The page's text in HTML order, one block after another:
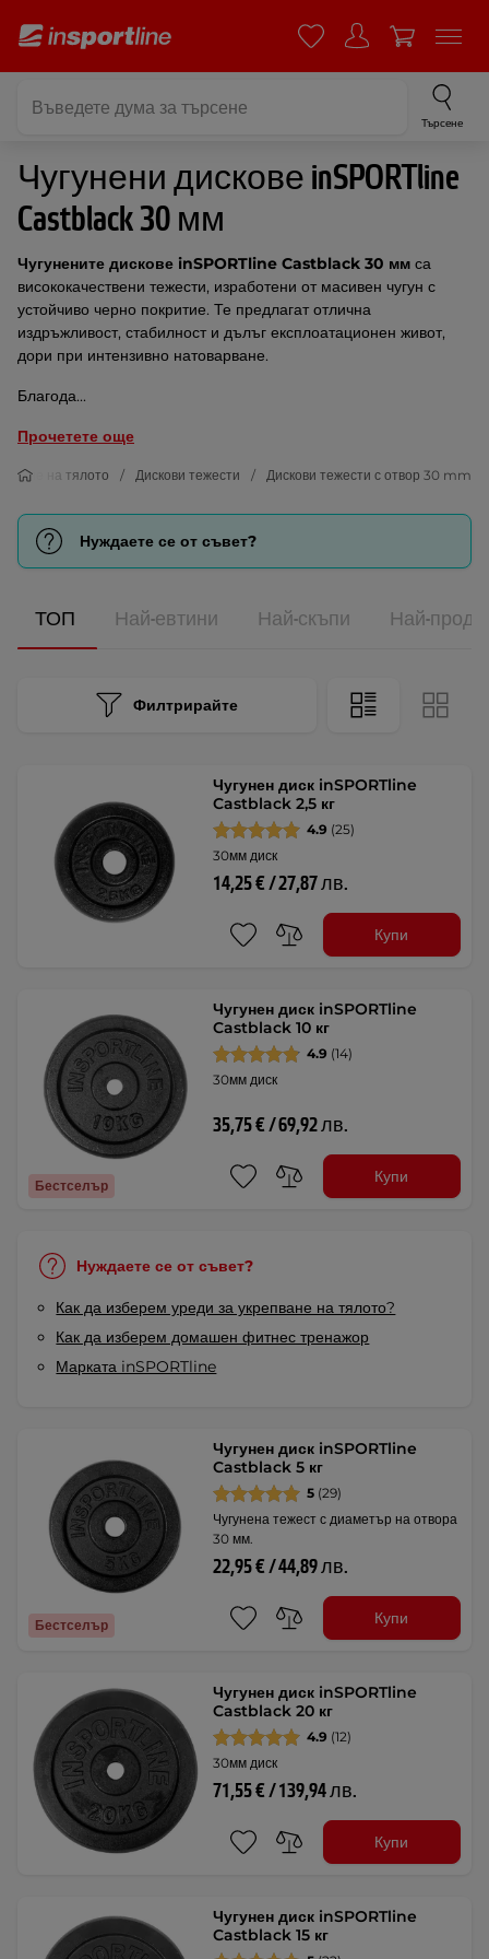
Търсене
Чугунени дискове inSPORTline
Castblack 30 мм
Чугунените дискове inSPORTline Castblack 30 мм са
висококачествени тежести, изработени от масивен чугун с
устойчиво черно покритие. Те предлагат отлична
издръжливост, стабилност и дълъг експлоатационен живот,
дори при интензивно натоварване.
Благода...
Прочетете още
на тялото Дискови тежести Дискови тежести с отвор 30 mm
Нуждаете се от съвет?
ТОП Най-евтини Най-скъпи Най-
Филтрирайте
Чугунен диск inSPORTline
Castblack 2,5 кг
4.9 (25)
30мм диск
14,25 € / 27,87 лв.
Купи
Бестселър
Чугунен диск inSPORTline
Castblack 10 кг
4.9 (14)
30мм диск
35,75 € / 69,92 лв.
Купи
Нуждаете се от съвет?
Как да изберем уреди за укрепване на тялото?
Как да изберем домашен фитнес тренажор
Марката inSPORTline
Бестселър
Чугунен диск inSPORTline
Castblack 5 кг
5 (29)
Чугунена тежест с диаметър на отвора
30 мм.
22,95 € / 44,89 лв.
Купи
Чугунен диск inSPORTline
Castblack 20 кг
4.9 (12)
30мм диск
71,55 € / 139,94 лв.
Купи
Чугунен диск inSPORTline
Castblack 15 кг